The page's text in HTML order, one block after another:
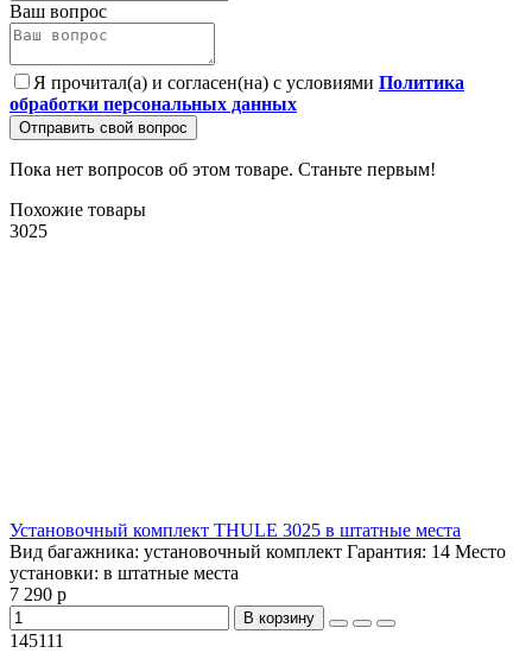
Ваш вопрос
Я прочитал(а) и согласен(на) с условиями Политика
обработки персональных данных
Отправить свой вопрос
Пока нет вопросов об этом товаре. Станьте первым!
Похожие товары
3025
Установочный комплект THULE 3025 в штатные места
Вид багажника: установочный комплект Гарантия: 14 Место
установки: в штатные места
7 290 р
В корзину
145111